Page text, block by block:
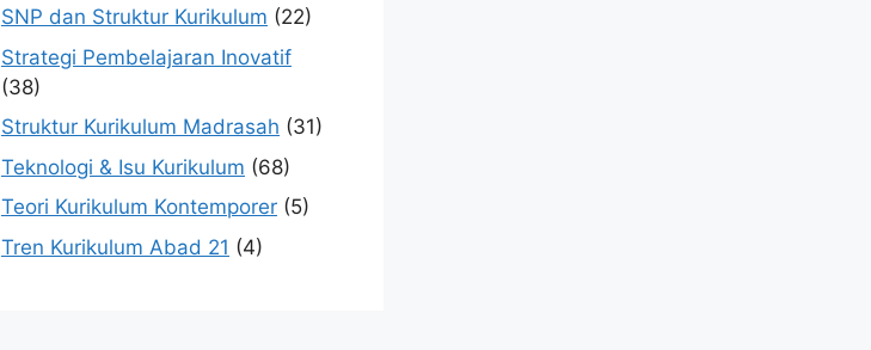
SNP dan Struktur Kurikulum (22)
Strategi Pembelajaran Inovatif
(38)
Struktur Kurikulum Madrasah (31)
Teknologi & Isu Kurikulum (68)
Teori Kurikulum Kontemporer (5)
Tren Kurikulum Abad 21 (4)